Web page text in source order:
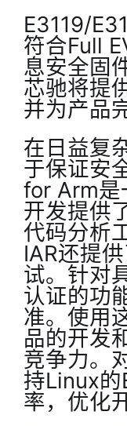
E3119/
符合Full
息安全固
芯驰将提
并为产品
在日益复
于保证安
for Arm是
开发提供
代码分析
IAR还提
试。针对
认证的功
准。使用
品的开发
竞争力。
持Linux
率，优化